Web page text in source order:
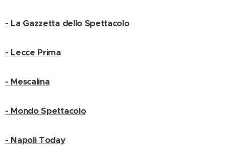
- La Gazzetta dello Spettacolo
- Lecce Prima
- Mescalina
- Mondo Spettacolo
- Napoli Today